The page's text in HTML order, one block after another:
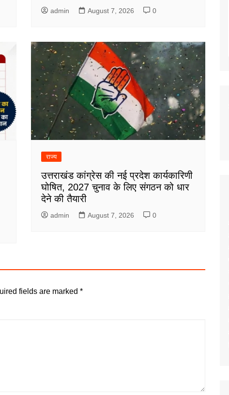
admin August 7, 2026 0
राज्य
उत्तराखंड कांग्रेस की नई प्रदेश कार्यकारिणी
घोषित, 2027 चुनाव के लिए संगठन को धार
देने की तैयारी
admin August 7, 2026 0
fields are marked *